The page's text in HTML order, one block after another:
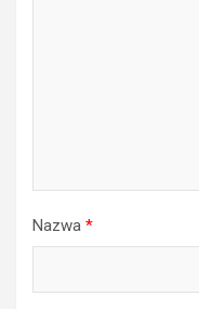
Nazwa *